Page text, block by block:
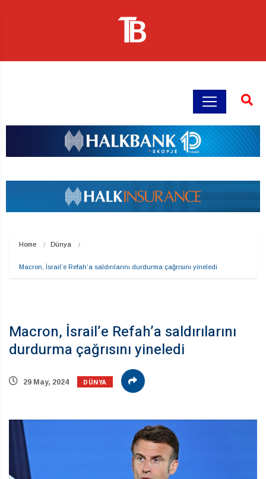
Home Dünya
Macron, İsrail’e Refah’a saldırılarını durdurma çağrısını yineledi
Macron, İsrail’e Refah’a saldırılarını
durdurma çağrısını yineledi
29 May, 2024 DÜNYA